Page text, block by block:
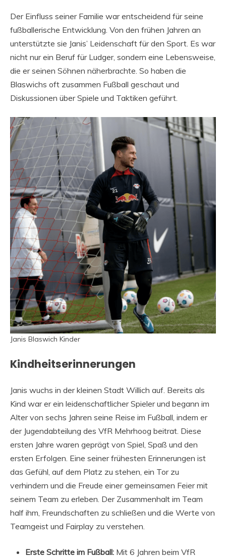
Der Einfluss seiner Familie war entscheidend für seine
fußballerische Entwicklung. Von den frühen Jahren an
unterstützte sie Janis’ Leidenschaft für den Sport. Es war
nicht nur ein Beruf für Ludger, sondern eine Lebensweise,
die er seinen Söhnen näherbrachte. So haben die
Blaswichs oft zusammen Fußball geschaut und
Diskussionen über Spiele und Taktiken geführt.
Janis Blaswich Kinder
Kindheitserinnerungen
Janis wuchs in der kleinen Stadt Willich auf. Bereits als
Kind war er ein leidenschaftlicher Spieler und begann im
Alter von sechs Jahren seine Reise im Fußball, indem er
der Jugendabteilung des VfR Mehrhoog beitrat. Diese
ersten Jahre waren geprägt von Spiel, Spaß und den
ersten Erfolgen. Eine seiner frühesten Erinnerungen ist
das Gefühl, auf dem Platz zu stehen, ein Tor zu
verhindern und die Freude einer gemeinsamen Feier mit
seinem Team zu erleben. Der Zusammenhalt im Team
half ihm, Freundschaften zu schließen und die Werte von
Teamgeist und Fairplay zu verstehen.
Erste Schritte im Fußball: Mit 6 Jahren beim VfR